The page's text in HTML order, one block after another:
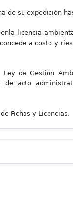
de su expedición
licencia
a costo y
de Gestión
acto
Fichas y Licencias.